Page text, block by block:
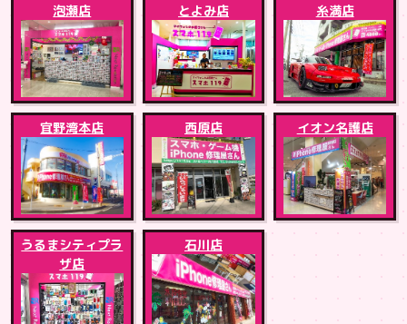
泡瀬店 とよみ店 糸満店
宜野湾本店 西原店 イオン名護店
うるまシティプラ
ザ店
石川店